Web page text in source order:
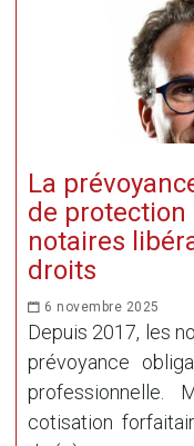
La
de
notaires
droits
6 novembre 2025
Depuis 2017, les
prévoyance
professionnelle.
cotisation